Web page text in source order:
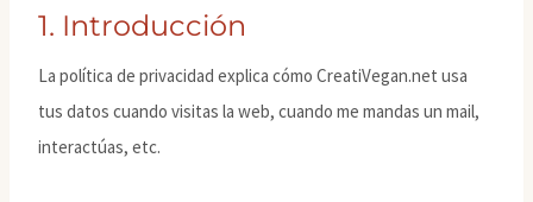
1. Introducción
La política de privacidad explica cómo CreatiVegan.net usa
tus datos cuando visitas la web, cuando me mandas un mail,
interactúas, etc.